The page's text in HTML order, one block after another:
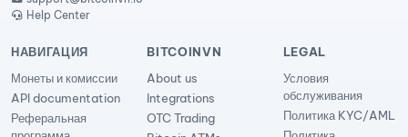
Help Center
НАВИГАЦИЯ
Монеты и комиссии
API documentation
Реферальная
BITCOINVN
About us
Integrations
OTC Trading
LEGAL
Условия
обслуживания
Политика KYC/AML